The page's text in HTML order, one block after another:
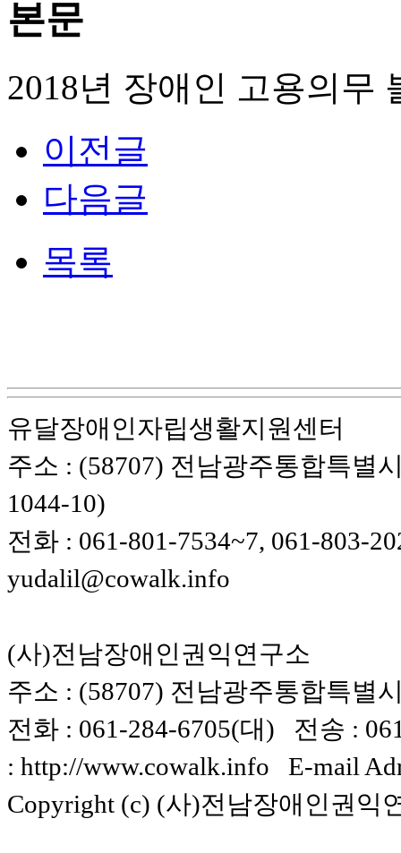
본문
2018년 장애인 고용의무
이전글
다음글
목록
유달장애인자립생활지원센터
주소 : (58707) 전남광주통합특별
1044-10)
전화 : 061-801-7534~7, 061-803-
yudalil@cowalk.info
(사)전남장애인권익연구소
주소 : (58707) 전남광주통합특별
전화 : 061-284-6705(대) 전송 :
: http://www.cowalk.info E-mail
Copyright (c) (사)전남장애인권익